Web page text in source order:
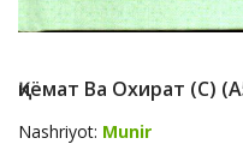
Қиёмат Ва Охират (с)
Nashriyot: Munir